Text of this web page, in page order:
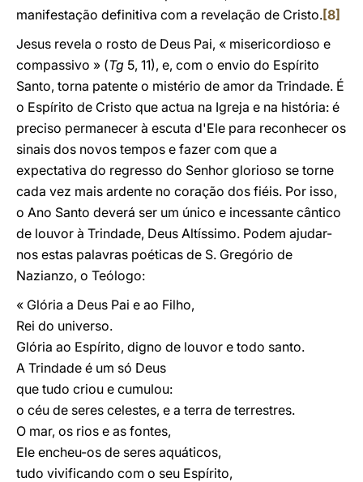
manifestação definitiva com a revelação de Cristo.[8]
Jesus revela o rosto de Deus Pai, « misericordioso e
compassivo » (Tg 5, 11), e, com o envio do Espírito
Santo, torna patente o mistério de amor da Trindade. É
o Espírito de Cristo que actua na Igreja e na história: é
preciso permanecer à escuta d'Ele para reconhecer os
sinais dos novos tempos e fazer com que a
expectativa do regresso do Senhor glorioso se torne
cada vez mais ardente no coração dos fiéis. Por isso,
o Ano Santo deverá ser um único e incessante cântico
de louvor à Trindade, Deus Altíssimo. Podem ajudar-
nos estas palavras poéticas de S. Gregório de
Nazianzo, o Teólogo:
« Glória a Deus Pai e ao Filho,
Rei do universo.
Glória ao Espírito, digno de louvor e todo santo.
A Trindade é um só Deus
que tudo criou e cumulou:
o céu de seres celestes, e a terra de terrestres.
O mar, os rios e as fontes,
Ele encheu-os de seres aquáticos,
tudo vivificando com o seu Espírito,